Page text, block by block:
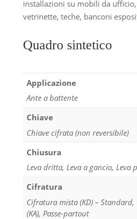
installazioni su mobili da
vetrinette, teche, banconi
Quadro sintetico
Applicazione
Ante a battente
Chiave
Chiave cifrata (non reversibile)
Chiusura
Leva dritta, Leva a gancio, Leva
Cifratura
Cifratura mista (KD) –
(KA), Passe-partout